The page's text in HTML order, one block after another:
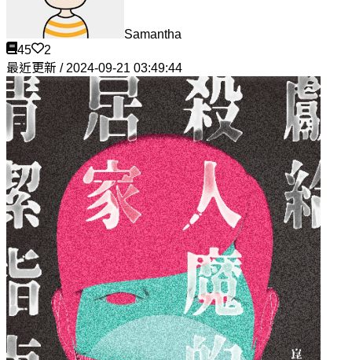
Samantha
45
2
最近更新 / 2024-09-21 03:49:44